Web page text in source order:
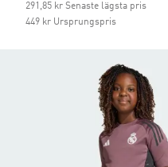
291,85 kr Senaste lägsta pris
449 kr Ursprungspris